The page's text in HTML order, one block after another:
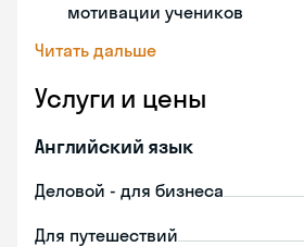
мотивации учеников
Читать дальше
Услуги и цены
Английский язык
Деловой - для бизнеса
Для путешествий